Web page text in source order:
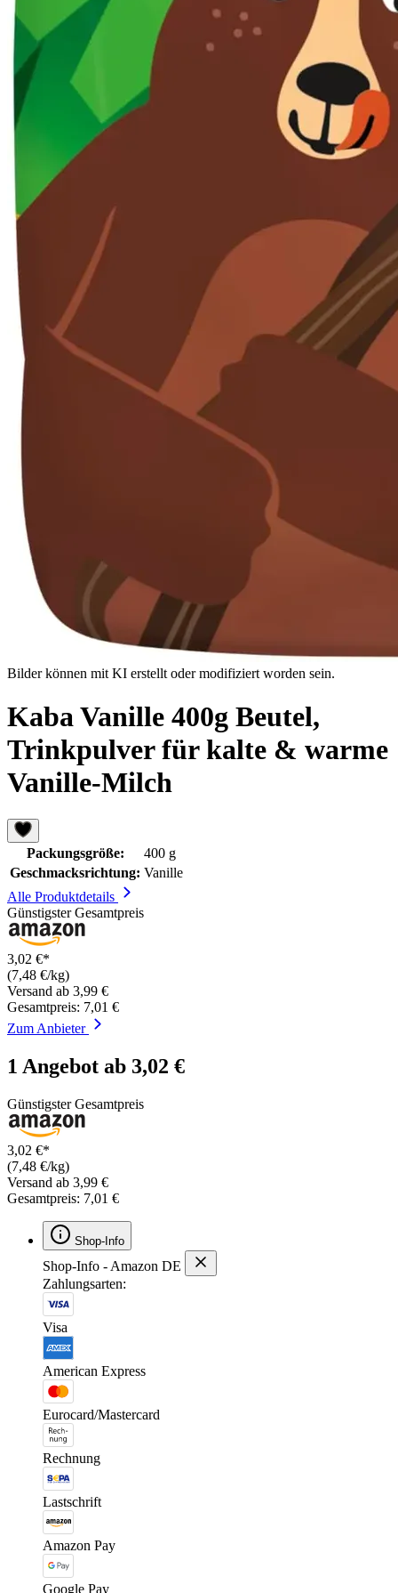
Bilder können mit KI erstellt oder modifiziert worden sein.
Kaba Vanille 400g Beutel,
Trinkpulver für kalte & warme
Vanille-Milch
Packungsgröße:
400 g
Geschmacksrichtung: Vanille
Alle Produktdetails
Günstigster Gesamtpreis
3,02 €*
(7,48 €/kg)
Versand ab 3,99 €
Gesamtpreis: 7,01 €
Zum Anbieter
1 Angebot ab 3,02 €
Günstigster Gesamtpreis
3,02 €*
(7,48 €/kg)
Versand ab 3,99 €
Gesamtpreis: 7,01 €
Shop-Info
Shop-Info - Amazon DE
Zahlungsarten:
Visa
American Express
Eurocard/Mastercard
Rechnung
Lastschrift
Amazon Pay
Google Pay